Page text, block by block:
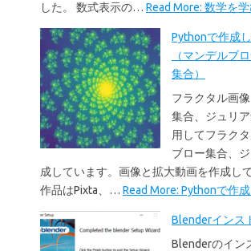
した。 数式表示の… Read More: 数学を
Pythonで作成
（マンデルブ
集合）
フラクタル画
集合、ジュリ
用してフラク
ブロー集合、
成しています。画像と拡大動画を作成し
作品はPixta、… Read More: Pythonで作
Blenderインス
Blenderのイン